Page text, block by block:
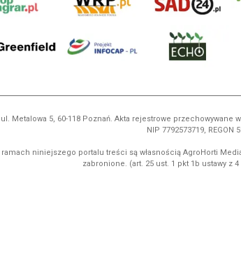
Metalowa 5, 60-118 Poznań. Akta rejestrowe przechowywane
NIP 7792573719, REGON
niniejszego portalu treści są własnością AgroHorti
zabronione. (art. 25 ust. 1 pkt 1b ustawy z